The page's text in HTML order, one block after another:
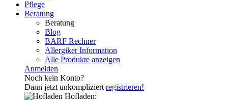
Pflege
Beratung
Beratung
Blog
BARF Rechner
Allergiker Information
Alle Produkte anzeigen
Anmelden
Noch kein Konto?
Dann jetzt unkompliziert registrieren!
Hofladen: